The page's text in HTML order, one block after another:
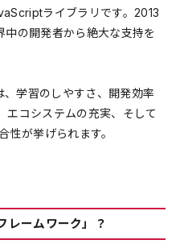
ライブラリです。2013
中の開発者から絶大な支持を
学習のしやすさ、開発効率
エコシステムの充実、そして
性が挙げられます。
レームワーク」？